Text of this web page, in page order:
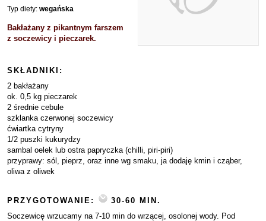
Typ diety: wegańska
Bakłażany z pikantnym farszem
z soczewicy i pieczarek.
SKŁADNIKI:
2 bakłażany
ok. 0,5 kg pieczarek
2 średnie cebule
szklanka czerwonej soczewicy
ćwiartka cytryny
1/2 puszki kukurydzy
sambal oelek lub ostra papryczka (chilli, piri-piri)
przyprawy: sól, pieprz, oraz inne wg smaku, ja dodaję kmin i cząber,
oliwa z oliwek
PRZYGOTOWANIE:
30-60 MIN.
Soczewicę wrzucamy na 7-10 min do wrzącej, osolonej wody. Pod